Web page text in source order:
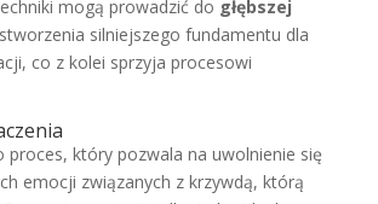
mogą prowadzić do głębszej
silniejszego fundamentu dla
co z kolei sprzyja procesowi
proces, który pozwala na uwolnienie się
emocji związanych z krzywdą, którą